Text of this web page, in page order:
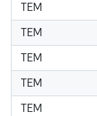
TEM
TEM
TEM
TEM
TEM